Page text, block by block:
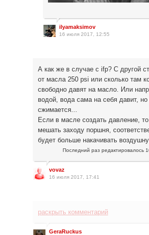
ilyamaksimov
16 июля 2017, 12:55
А как же в случае с ifp? С другой
от масла 250 psi или сколько там
свободно давят на масло. Или
водой, вода сама на себя давит, но
сжимается...
Если в масле создать давление,
мешать заходу поршня,
будет больше накачивать
Последний раз редактировалось
vovaz
16 июля 2017, 17:41
раскрыть комментарий
GeraRuckus